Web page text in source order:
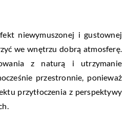
niewymuszonej i gustownej
we wnętrzu dobrą atmosferę.
z naturą i utrzymanie
przestronnie, ponieważ
przytłoczenia z perspektywy